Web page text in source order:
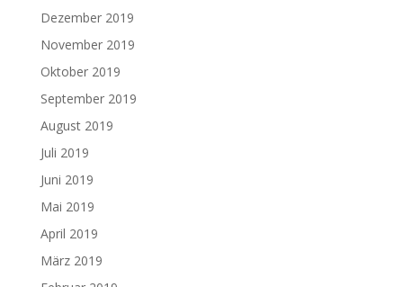
Dezember 2019
November 2019
Oktober 2019
September 2019
August 2019
Juli 2019
Juni 2019
Mai 2019
April 2019
März 2019